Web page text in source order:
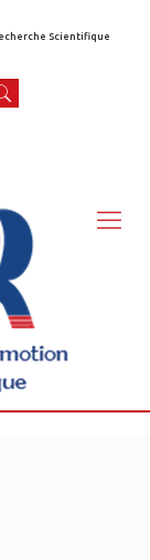
Scientifique